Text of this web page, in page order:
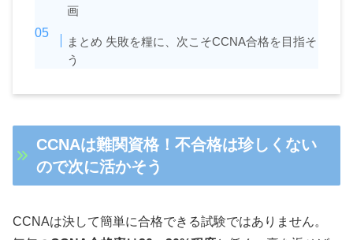
画
まとめ 失敗を糧に、次こそCCNA合格を目指そ
う
CCNAは難関資格！不合格は珍しくない
ので次に活かそう
CCNAは決して簡単に合格できる試験ではありません。